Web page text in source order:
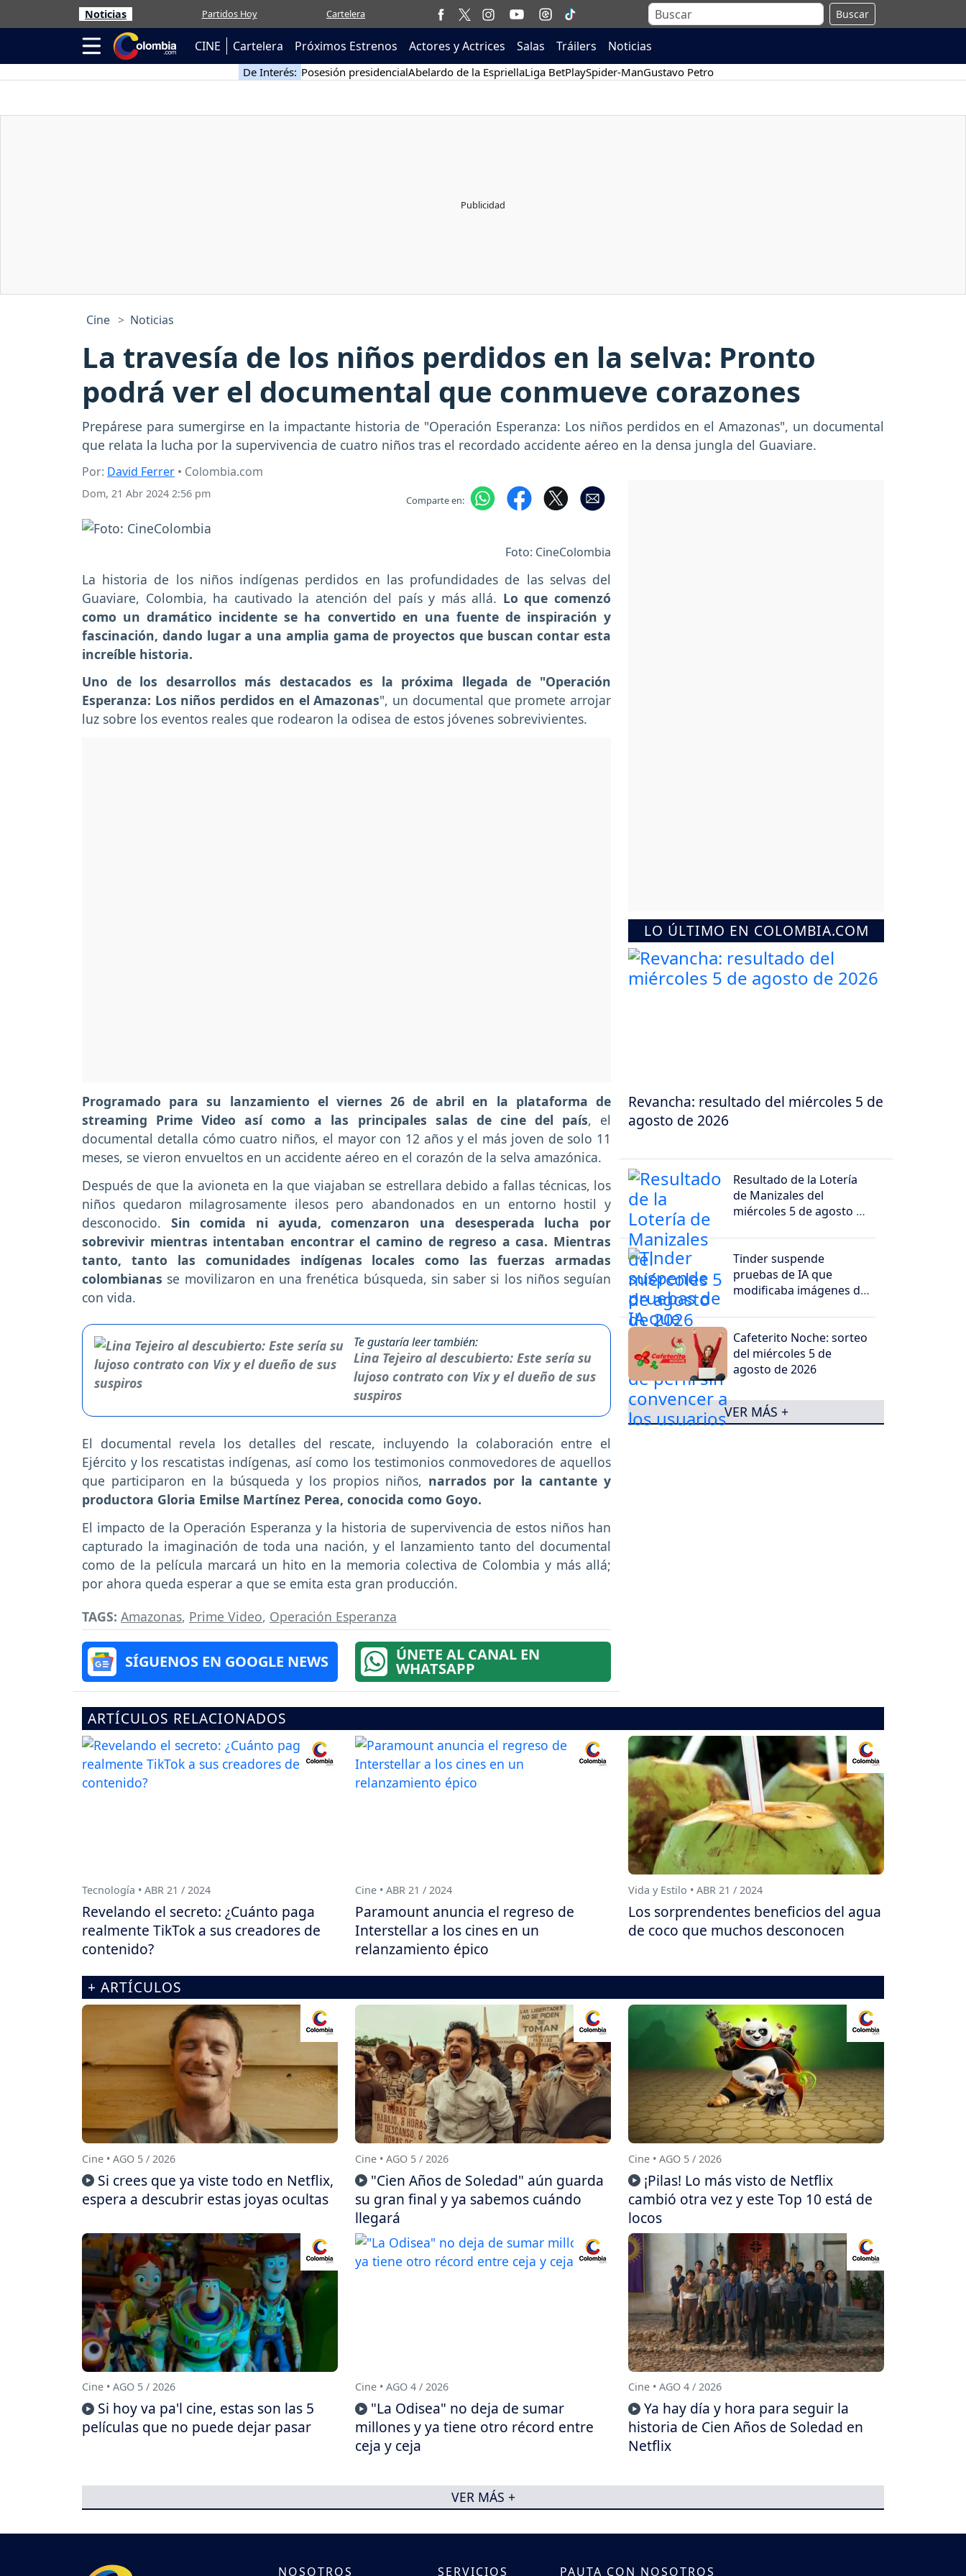
Noticias Partidos Hoy Cartelera Buscar
CINE Cartelera Próximos Estrenos Actores y Actrices Salas Tráilers Noticias
De Interés: Posesión presidencialAbelardo de la EspriellaLiga BetPlaySpider-ManGustavo Petro
Cine Noticias
La travesía de los niños perdidos en la selva: Pronto
podrá ver el documental que conmueve corazones
Prepárese para sumergirse en la impactante historia de "Operación Esperanza: Los niños perdidos en el Amazonas", un documental
que relata la lucha por la supervivencia de cuatro niños tras el recordado accidente aéreo en la densa jungla del Guaviare.
Por: David Ferrer • Colombia.com
Dom, 21 Abr 2024 2:56 pm Comparte en:
Foto: CineColombia
La historia de los niños indígenas perdidos en las profundidades de las selvas del
Guaviare, Colombia, ha cautivado la atención del país y más allá. Lo que comenzó
como un dramático incidente se ha convertido en una fuente de inspiración y
fascinación, dando lugar a una amplia gama de proyectos que buscan contar esta
increíble historia.
Uno de los desarrollos más destacados es la próxima llegada de "Operación
Esperanza: Los niños perdidos en el Amazonas", un documental que promete arrojar
luz sobre los eventos reales que rodearon la odisea de estos jóvenes sobrevivientes.
Programado para su lanzamiento el viernes 26 de abril en la plataforma de
streaming Prime Video así como a las principales salas de cine del país, el
documental detalla cómo cuatro niños, el mayor con 12 años y el más joven de solo 11
meses, se vieron envueltos en un accidente aéreo en el corazón de la selva amazónica.
Después de que la avioneta en la que viajaban se estrellara debido a fallas técnicas, los
niños quedaron milagrosamente ilesos pero abandonados en un entorno hostil y
desconocido. Sin comida ni ayuda, comenzaron una desesperada lucha por
sobrevivir mientras intentaban encontrar el camino de regreso a casa. Mientras
tanto, tanto las comunidades indígenas locales como las fuerzas armadas
colombianas se movilizaron en una frenética búsqueda, sin saber si los niños seguían
con vida.
Te gustaría leer también:
Lina Tejeiro al descubierto: Este sería su
lujoso contrato con Vix y el dueño de sus
suspiros
El documental revela los detalles del rescate, incluyendo la colaboración entre el
Ejército y los rescatistas indígenas, así como los testimonios conmovedores de aquellos
que participaron en la búsqueda y los propios niños, narrados por la cantante y
productora Gloria Emilse Martínez Perea, conocida como Goyo.
El impacto de la Operación Esperanza y la historia de supervivencia de estos niños han
capturado la imaginación de toda una nación, y el lanzamiento tanto del documental
como de la película marcará un hito en la memoria colectiva de Colombia y más allá;
por ahora queda esperar a que se emita esta gran producción.
TAGS: Amazonas, Prime Video, Operación Esperanza
SÍGUENOS EN GOOGLE NEWS ÚNETE AL CANAL EN
WHATSAPP
LO ÚLTIMO EN COLOMBIA.COM
Revancha: resultado del miércoles 5 de
agosto de 2026
Resultado de la Lotería
de Manizales del
miércoles 5 de agosto de
Tinder suspende
pruebas de IA que
modificaba imágenes de
usuarios
Cafeterito Noche: sorteo
del miércoles 5 de
agosto de 2026
VER MÁS +
ARTÍCULOS RELACIONADOS
Tecnología • ABR 21 / 2024
Revelando el secreto: ¿Cuánto paga
realmente TikTok a sus creadores de
contenido?
Cine • ABR 21 / 2024
Paramount anuncia el regreso de
Interstellar a los cines en un
relanzamiento épico
Vida y Estilo • ABR 21 / 2024
Los sorprendentes beneficios del agua
de coco que muchos desconocen
+ ARTÍCULOS
Cine • AGO 5 / 2026
Si crees que ya viste todo en Netflix,
espera a descubrir estas joyas ocultas
Cine • AGO 5 / 2026
"Cien Años de Soledad" aún guarda
su gran final y ya sabemos cuándo
llegará
Cine • AGO 5 / 2026
¡Pilas! Lo más visto de Netflix
cambió otra vez y este Top 10 está de
locos
Cine • AGO 5 / 2026
Si hoy va pa'l cine, estas son las 5
películas que no puede dejar pasar
Cine • AGO 4 / 2026
"La Odisea" no deja de sumar
millones y ya tiene otro récord entre
ceja y ceja
Cine • AGO 4 / 2026
Ya hay día y hora para seguir la
historia de Cien Años de Soledad en
Netflix
VER MÁS +
NOSOTROS SERVICIOS PAUTA CON NOSOTROS